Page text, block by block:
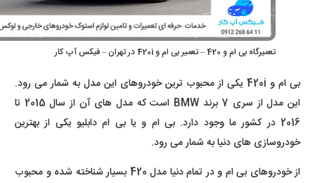
تعمیرگاه بی ام و 420 – تعمیر بی ام و 420i در تهران – فیکس آپ کار
بی ام و 420i یکی از محبوب ترین خودروهای این مدل به شمار می رود.
این مدل از سری 7 برند BMW است که مدل های آن از سال 2015 تا
2016 در کشور ما وجود دارد. بی ام و یا بی ام دابلیو یکی از بهترین
خودروسازی های دنیا به شمار می رود.
از خودروهای بی ام و در تمام دنیا مدل 420 بسیار شناخته شده و محبوب